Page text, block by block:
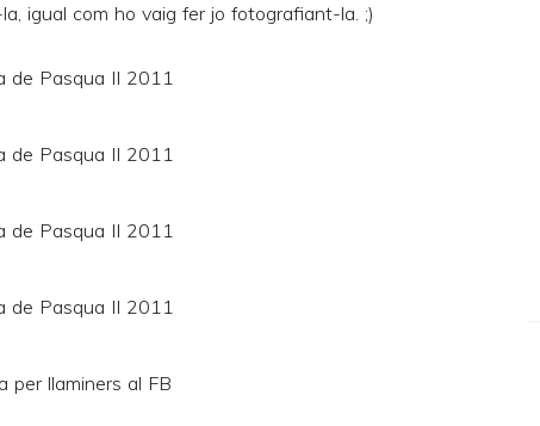
igual com ho vaig fer jo fotografiant-la. ;)